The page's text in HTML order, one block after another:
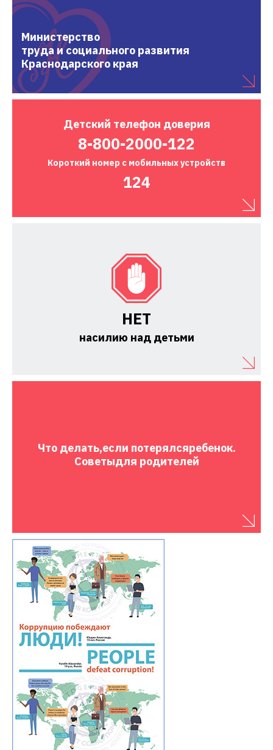
Министерство
труда и социального развития
Краснодарского края
Детский телефон доверия
8-800-2000-122
Короткий номер с мобильных устройств
124
НЕТ
насилию над детьми
Что делать,если потерялсяребенок.
Советыдля родителей